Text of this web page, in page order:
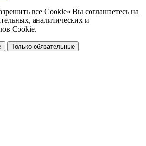
все Cookie» Вы соглашаетесь на
аналитических и
Cookie.
Только обязательные